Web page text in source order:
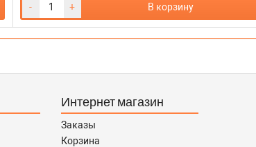
- + В корзину
Интернет магазин
Заказы
Корзина